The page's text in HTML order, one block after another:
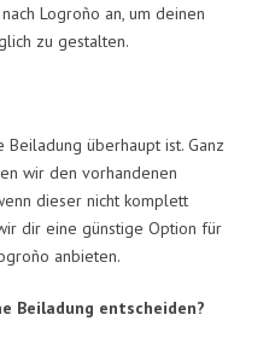
Logroño an, um deinen
zu gestalten.
überhaupt ist. Ganz
wir den vorhandenen
dieser nicht komplett
dir eine günstige Option für
anbieten.
Beiladung entscheiden?